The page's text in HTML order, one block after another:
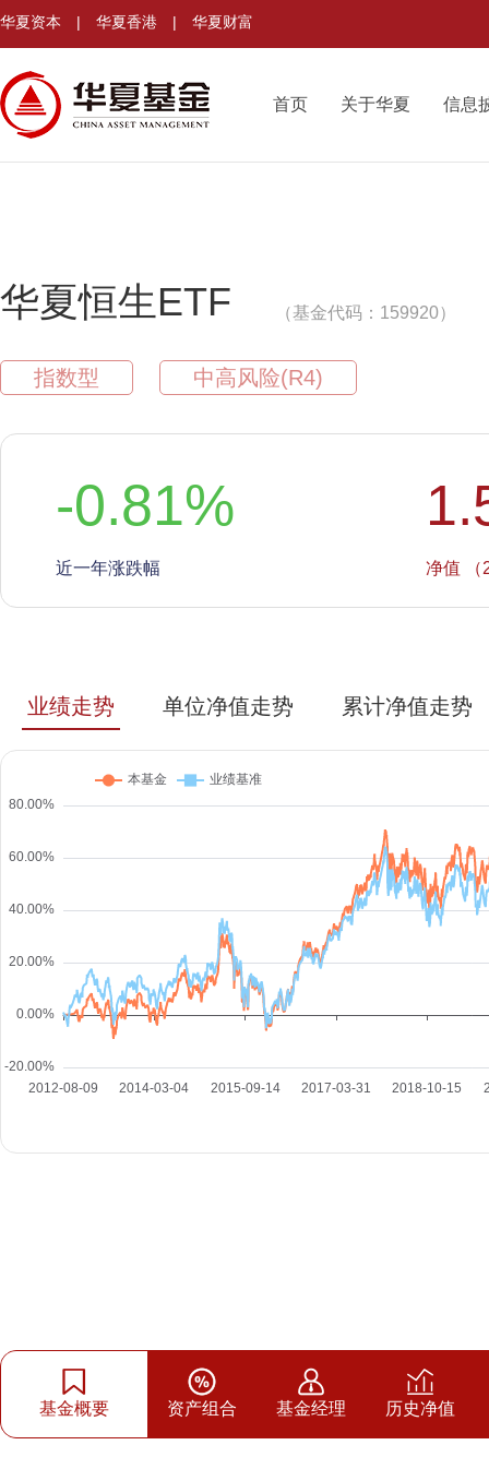
华夏资本 | 华夏香港 | 华夏财富
首页 关于华夏 信息
华夏恒生ETF （基金代码：159920）
指数型 中高风险(R4)
-0.81%
近一年涨跌幅 净值 （
业绩走势 单位净值走势 累计净值走势
基金概要 资产组合 基金经理 历史净值